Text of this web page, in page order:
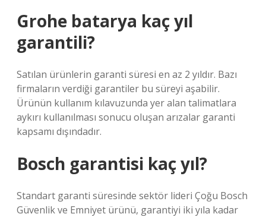
Grohe batarya kaç yıl
garantili?
Satılan ürünlerin garanti süresi en az 2 yıldır. Bazı
firmaların verdiği garantiler bu süreyi aşabilir.
Ürünün kullanım kılavuzunda yer alan talimatlara
aykırı kullanılması sonucu oluşan arızalar garanti
kapsamı dışındadır.
Bosch garantisi kaç yıl?
Standart garanti süresinde sektör lideri Çoğu Bosch
Güvenlik ve Emniyet ürünü, garantiyi iki yıla kadar